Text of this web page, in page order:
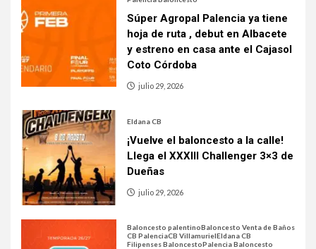
Súper Agropal Palencia ya tiene
hoja de ruta , debut en Albacete
y estreno en casa ante el Cajasol
Coto Córdoba
julio 29, 2026
Eldana CB
¡Vuelve el baloncesto a la calle!
Llega el XXXIII Challenger 3×3 de
Dueñas
julio 29, 2026
Baloncesto palentinoBaloncesto Venta de Baños
CB PalenciaCB VillamurielEldana CB
Filipenses BaloncestoPalencia Baloncesto